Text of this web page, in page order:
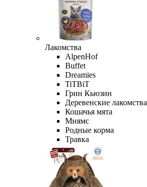
Лакомства
AlpenHof
Buffet
Dreamies
TiTBiT
Грин Кьюзин
Деревенские лакомства
Кошачья мята
Мнямс
Родные корма
Травка